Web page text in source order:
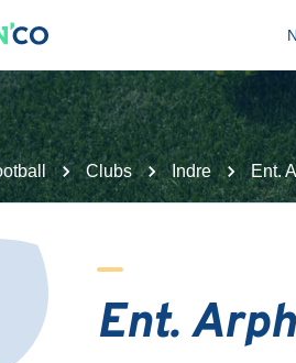
Clubs Indre Ent.
Ent.